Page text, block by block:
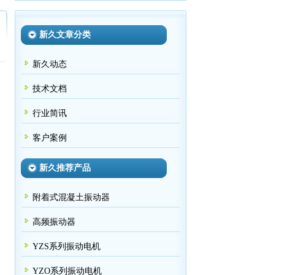
新久文章分类
新久动态
技术文档
行业简讯
客户案例
新久推荐产品
附着式混凝土振动器
高频振动器
YZS系列振动电机
YZO系列振动电机